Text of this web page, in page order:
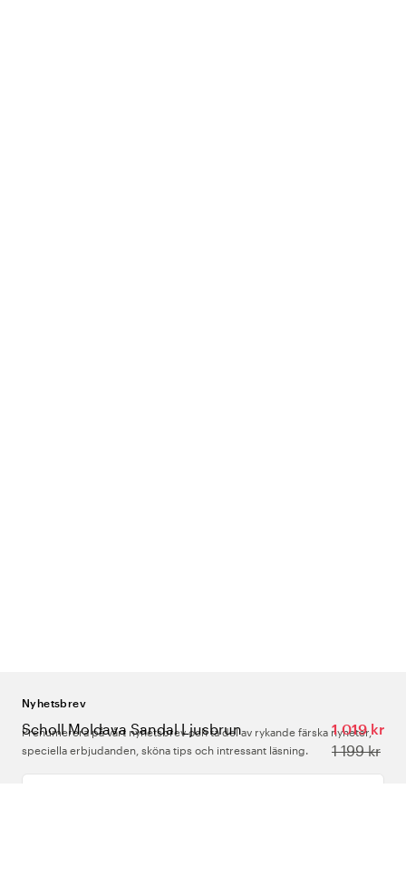
Scholl Moldava Sandal Ljusbrun
1 019 kr
1 199 kr
Nyhetsbrev
Prenumerera på vårt nyhetsbrev och ta del av rykande färska nyheter,
speciella erbjudanden, sköna tips och intressant läsning.
Ange din e-postadress